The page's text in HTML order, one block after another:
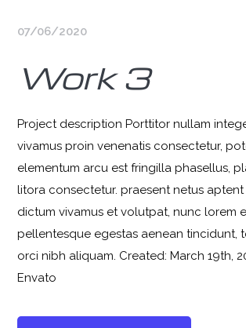
07/06/2020
Work 3
Project description Porttitor nullam
vivamus proin venenatis consectetur,
elementum arcu est fringilla phasellus,
litora consectetur. praesent netus
dictum vivamus et volutpat, nunc lorem
pellentesque egestas aenean tincidunt,
orci nibh aliquam. Created: March 19th,
Envato